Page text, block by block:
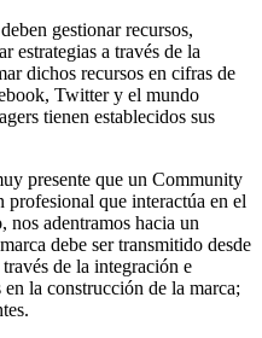
gestionar recursos,
estrategias a través de la
dichos recursos en cifras de
Twitter y el mundo
tienen establecidos sus
presente que un Community
profesional que interactúa en el
adentramos hacia un
debe ser transmitido desde
de la integración e
la construcción de la marca;